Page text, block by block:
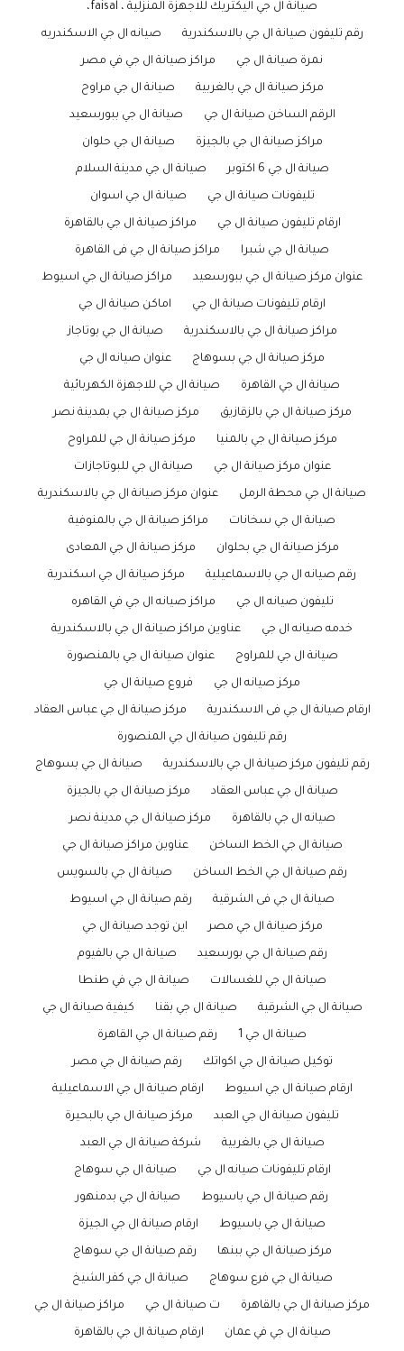
صيانة ال جي اليكتريك للاجهزة المنزلية ، faisal،
رقم تليفون صيانة ال جي بالاسكندرية صيانه ال جي الاسكندريه
نمرة صيانة ال جي مراكز صيانة ال جي في مصر
مركز صيانة ال جي بالغربية صيانة ال جي مراوح
الرقم الساخن صيانة ال جي صيانة ال جي ببورسعيد
مراكز صيانة ال جي بالجيزة صيانة ال جي حلوان
صيانة ال جي 6 اكتوبر صيانة ال جي مدينة السلام
تليفونات صيانة ال جي صيانة ال جي اسوان
ارقام تليفون صيانة ال جي مراكز صيانة ال جي بالقاهرة
صيانة ال جي شبرا مراكز صيانة ال جي فى القاهرة
عنوان مركز صيانة ال جي ببورسعيد مراكز صيانة ال جي اسيوط
ارقام تليفونات صيانة ال جي اماكن صيانة ال جي
مراكز صيانة ال جي بالاسكندرية صيانة ال جي بوتاجاز
مركز صيانة ال جي بسوهاج عنوان صيانه ال جي
صيانة ال جي القاهرة صيانة ال جي للاجهزة الكهربائية
مركز صيانة ال جي بالزقازيق مركز صيانة ال جي بمدينة نصر
مركز صيانة ال جي بالمنيا مركز صيانة ال جي للمراوح
عنوان مركز صيانة ال جي صيانة ال جي للبوتاجازات
صيانة ال جي محطة الرمل عنوان مركز صيانة ال جي بالاسكندرية
صيانة ال جي سخانات مراكز صيانة ال جي بالمنوفية
مركز صيانة ال جي بحلوان مركز صيانة ال جي المعادى
رقم صيانه ال جي بالاسماعيلية مركز صيانة ال جي اسكندرية
تليفون صيانه ال جي مراكز صيانه ال جي في القاهره
خدمه صيانه ال جي عناوين مراكز صيانة ال جي بالاسكندرية
صيانة ال جي للمراوح عنوان صيانة ال جي بالمنصورة
مركز صيانه ال جي فروع صيانة ال جي
ارقام صيانة ال جي فى الاسكندرية مركز صيانة ال جي عباس العقاد
رقم تليفون صيانة ال جي المنصورة
رقم تليفون مركز صيانة ال جي بالاسكندرية صيانة ال جي بسوهاج
صيانة ال جي عباس العقاد مركز صيانة ال جي بالجيزة
صيانه ال جي بالقاهرة مركز صيانة ال جي مدينة نصر
صيانة ال جي الخط الساخن عناوين مراكز صيانة ال جي
رقم صيانة ال جي الخط الساخن صيانة ال جي بالسويس
صيانة ال جي فى الشرقية رقم صيانة ال جي اسيوط
مركز صيانة ال جي مصر اين توجد صيانة ال جي
رقم صيانة ال جي بورسعيد صيانة ال جي بالفيوم
صيانة ال جي للغسالات صيانة ال جي في طنطا
صيانة ال جي الشرقية صيانة ال جي بقنا كيفية صيانة ال جي
صيانة ال جي 1 رقم صيانة ال جي القاهرة
توكيل صيانة ال جي اكواتك رقم صيانة ال جي مصر
ارقام صيانة ال جي اسيوط ارقام صيانة ال جي الاسماعيلية
تليفون صيانة ال جي العبد مركز صيانة ال جي بالبحيرة
صيانة ال جي بالغربية شركة صيانة ال جي العبد
ارقام تليفونات صيانه ال جي صيانة ال جي سوهاج
رقم صيانة ال جي باسيوط صيانة ال جي بدمنهور
صيانة ال جي باسيوط ارقام صيانة ال جي الجيزة
مركز صيانة ال جي ببنها رقم صيانة ال جي سوهاج
صيانة ال جي فرع سوهاج صيانة ال جي كفر الشيخ
مركز صيانة ال جي بالقاهرة ت صيانة ال جي مراكز صيانة ال جي
صيانة ال جي في عمان ارقام صيانة ال جي بالقاهرة